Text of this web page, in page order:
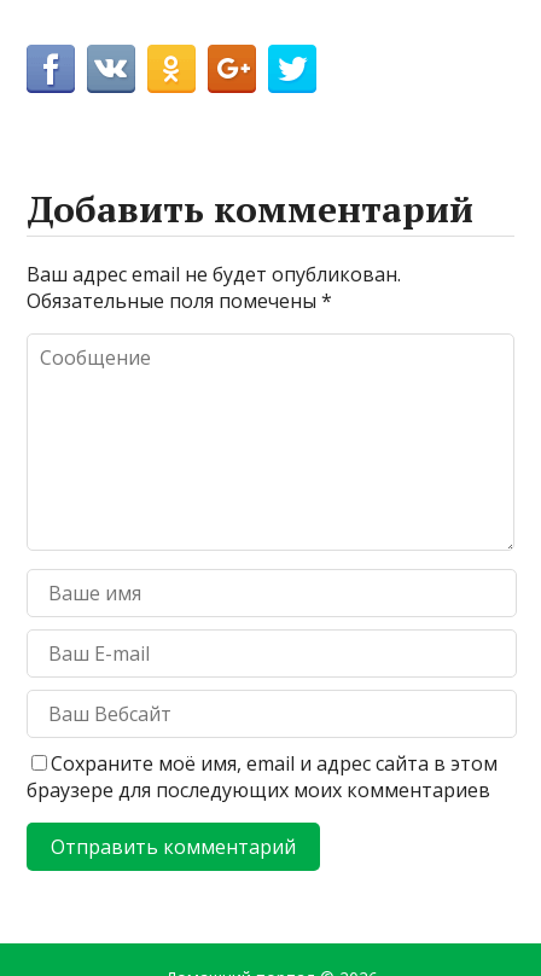
Добавить комментарий
Ваш адрес email не будет опубликован.
Обязательные поля помечены*
Сохраните моё имя, email и адрес сайта в этом
браузере для последующих моих комментариев